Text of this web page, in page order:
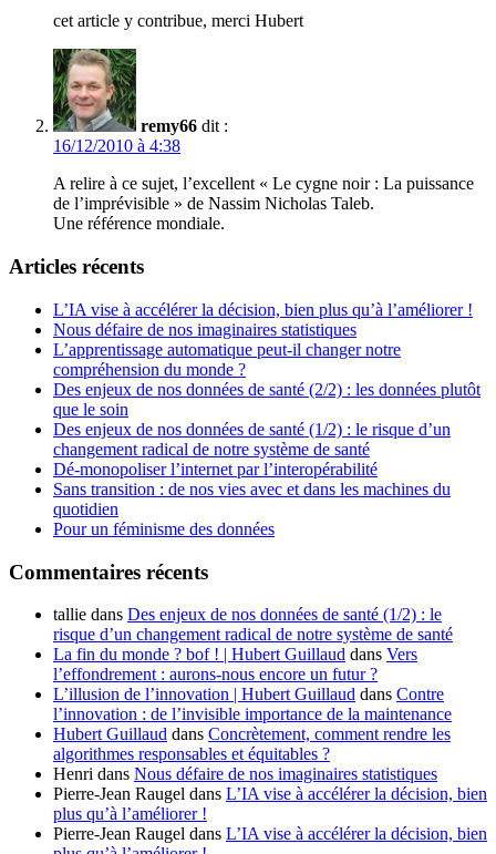
cet article y contribue, merci Hubert
remy66 dit :
16/12/2010 à 4:38
A relire à ce sujet, l’excellent « Le cygne noir : La puissance
de l’imprévisible » de Nassim Nicholas Taleb.
Une référence mondiale.
Articles récents
L’IA vise à accélérer la décision, bien plus qu’à l’améliorer !
Nous défaire de nos imaginaires statistiques
L’apprentissage automatique peut-il changer notre
compréhension du monde ?
Des enjeux de nos données de santé (2/2) : les données plutôt
que le soin
Des enjeux de nos données de santé (1/2) : le risque d’un
changement radical de notre système de santé
Dé-monopoliser l’internet par l’interopérabilité
Sans transition : de nos vies avec et dans les machines du
quotidien
Pour un féminisme des données
Commentaires récents
tallie dans Des enjeux de nos données de santé (1/2) : le
risque d’un changement radical de notre système de santé
La fin du monde ? bof ! | Hubert Guillaud dans Vers
l’effondrement : aurons-nous encore un futur ?
L’illusion de l’innovation | Hubert Guillaud dans Contre
l’innovation : de l’invisible importance de la maintenance
Hubert Guillaud dans Concrètement, comment rendre les
algorithmes responsables et équitables ?
Henri dans Nous défaire de nos imaginaires statistiques
Pierre-Jean Raugel dans L’IA vise à accélérer la décision, bien
plus qu’à l’améliorer !
Pierre-Jean Raugel dans L’IA vise à accélérer la décision, bien